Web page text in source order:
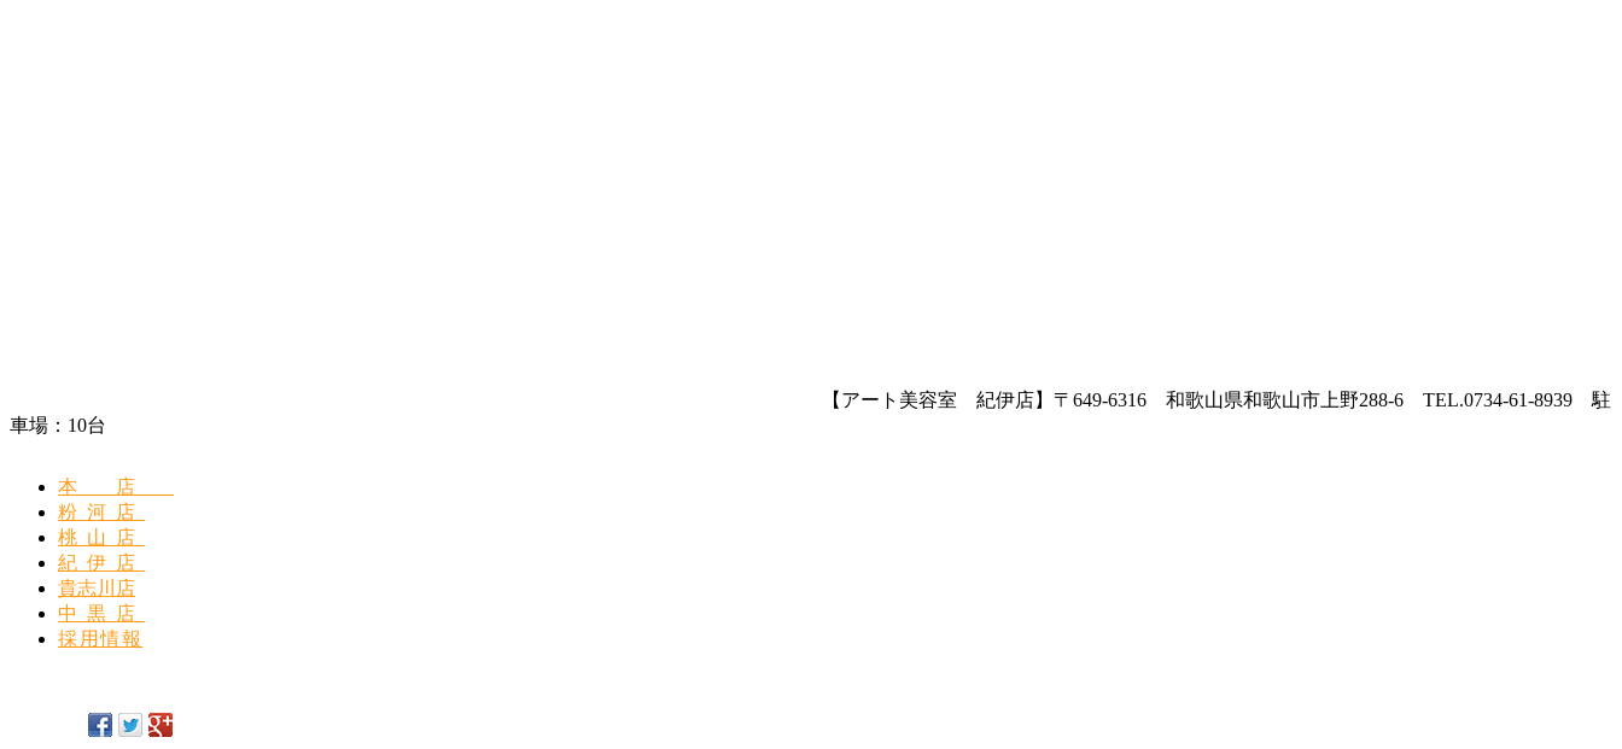
【アート美容室 紀伊店】〒649-6316 和歌山県和歌山市上野288-6 TEL.0734-61-8939 駐
車場：10台
本店
粉河店
桃山店
紀伊店
貴志川店
中黒店
採用情報